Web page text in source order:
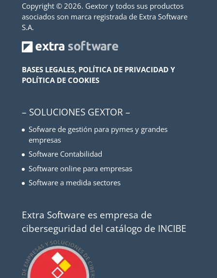
Copyright © 2026. Gextor y todos sus productos
asociados son marca registrada de Extra Software
S.A.
BASES LEGALES, POLÍTICA DE PRIVACIDAD Y
POLÍTICA DE COOKIES
– SOLUCIONES GEXTOR –
Sofware de gestión para pymes y grandes
empresas
Software Contabilidad
Software online para empresas
Software a medida sectores
Extra Software es empresa de
ciberseguridad del catálogo de INCIBE